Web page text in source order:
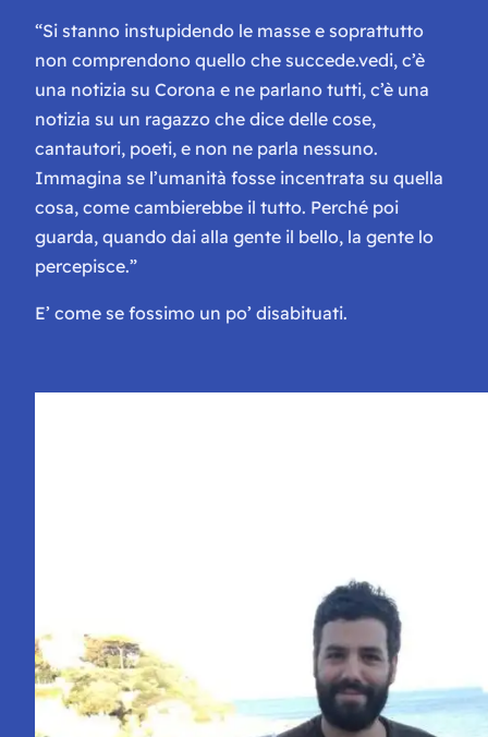
“Si stanno instupidendo le masse e soprattutto
non comprendono quello che succede.vedi, c’è
una notizia su Corona e ne parlano tutti, c’è una
notizia su un ragazzo che dice delle cose,
cantautori, poeti, e non ne parla nessuno.
Immagina se l’umanità fosse incentrata su quella
cosa, come cambierebbe il tutto. Perché poi
guarda, quando dai alla gente il bello, la gente lo
percepisce.”
E’ come se fossimo un po’ disabituati.